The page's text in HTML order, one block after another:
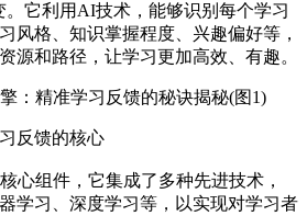
。它利用AI技术，能够识别每个学习
风格、知识掌握程度、兴趣偏好等，
源和路径，让学习更加高效、有趣。
反馈的核心
心组件，它集成了多种先进技术，
学习、深度学习等，以实现对学习者